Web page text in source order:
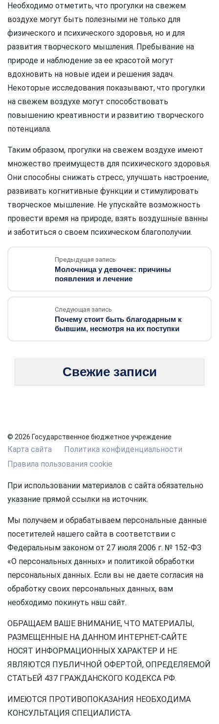
Необходимо отметить, что прогулки на свежем
воздухе могут быть полезными не только для
физического и психического здоровья, но и для
развития творческого мышления. Пребывание на
природе и наблюдение за ее красотой могут
вдохновить на новые идеи и решения задач.
Некоторые исследования показывают, что прогулки
на свежем воздухе могут способствовать
повышению креативности и развитию творческого
потенциала.
Таким образом, прогулки на свежем воздухе имеют
множество преимуществ для психического здоровья.
Они способны снижать стресс, улучшать настроение,
развивать когнитивные функции и стимулировать
творческое мышление. Не упускайте возможность
провести время на природе, взять воздушные ванны
и заботиться о своем психическом благополучии.
Предыдущая запись
Молочница у девочек: причины
появления и лечение
Следующая запись
Почему стоит быть благодарным к
бывшим, несмотря на их поступки
Свежие записи
© 2026 Государственное бюджетное учреждение
Карта сайта
Политика конфиденциальности
Правила пользования cookie
При использовании материалов с сайта обязательно
указание прямой ссылки на источник.
Мы получаем и обрабатываем персональные данные
посетителей нашего сайта в соответствии с
Федеральным законом от 27 июля 2006 г. № 152-ФЗ
«О персональных данных» и политикой обработки
персональных данных. Если вы не даете согласия на
обработку своих персональных данных, вам
необходимо покинуть наш сайт.
ОБРАЩАЕМ ВАШЕ ВНИМАНИЕ, ЧТО МАТЕРИАЛЫ,
РАЗМЕЩЕННЫЕ НА ДАННОМ ИНТЕРНЕТ-САЙТЕ
НОСЯТ ИНФОРМАЦИОННЫХ ХАРАКТЕР И НЕ
ЯВЛЯЮТСЯ ПУБЛИЧНОЙ ОФЕРТОЙ, ОПРЕДЕЛЯЕМОЙ
СТАТЬЕЙ 437 ГРАЖДАНСКОГО КОДЕКСА РФ.
ИМЕЮТСЯ ПРОТИВОПОКАЗАНИЯ НЕОБХОДИМА
КОНСУЛЬТАЦИЯ СПЕЦИАЛИСТА.